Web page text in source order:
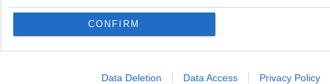
CONFIRM
Data Deletion Data Access Privacy Policy
διέγερσης σε διάπραξη
εγκλημάτων, βιαιοπραγίες ή
διχόνοια μέσω αναρτήσεων στο
Ευρωπαϊκής Πράξης για τις